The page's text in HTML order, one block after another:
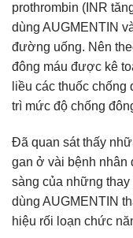
prothrombin (INR
dùng AUGMENTIN
đường uống. Nên
đông máu được kê
liều các thuốc
trì mức độ chống
Đã quan sát thấy
gan ở vài bệnh nhân
sàng của những
dùng AUGMENTIN
hiệu rối loạn chức